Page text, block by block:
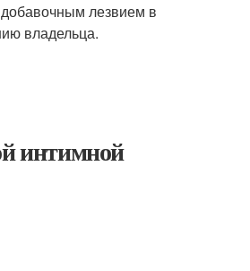
лезвием в
владельца.
интимной